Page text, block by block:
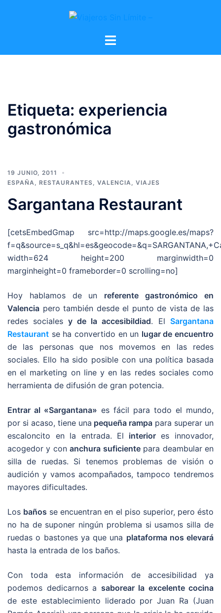
Etiqueta: experiencia
gastronómica
19 JUNIO, 2011
ESPAÑA
RESTAURANTES VALENCIA VIAJES
Sargantana Restaurant
[cetsEmbedGmap src=http://maps.google.es/maps?
width=624 height=200 marginwidth=0
marginheight=0 frameborder=0 scrolling=no]
Hoy hablamos de un referente gastronómico en
Valencia pero también desde el punto de vista de las
redes sociales y de la accesibildiad. ElSargantana
Restaurant se ha convertido en un lugar de encuentro
de las personas que nos movemos en las redes
sociales. Ello ha sido posible con una política basada
en el marketing on line y en las redes sociales como
herramienta de difusión de gran potencia.
Entrar al «Sargantana» es fácil para todo el mundo,
por si acaso, tiene una pequeña rampa para superar un
escaloncito en la entrada. El interiores innovador,
acogedor y conanchura suficientepara deambular en
silla de ruedas. Si tenemos problemas de visión o
audición y vamos acompañados, tampoco tendremos
mayores dificultades.
Los baños se encuentran en el piso superior, pero ésto
no ha de suponer ningún problema si usamos silla de
ruedas o bastones ya que una plataforma nos elevará
hasta la entrada de los baños.
Con toda esta información de accesibilidad ya
podemos dedicarnos a saborear la excelente cocina
de este establecimiento liderado por Juan Ra (Juan